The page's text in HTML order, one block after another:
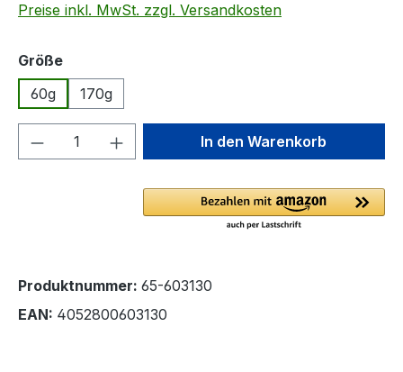
Preise inkl. MwSt. zzgl. Versandkosten
Größeauswählen
60g
170g
Produkt Anzahl: Gib denIn den Warenkorb
Produktnummer: 65-603130
EAN: 4052800603130